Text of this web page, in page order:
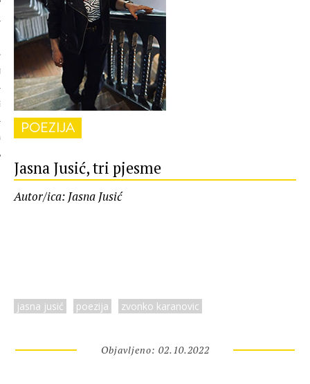
POEZIJA
Jasna Jusić, tri pjesme
Autor/ica: Jasna Jusić
jasna jusić poezija zvonko karanovic
Objavljeno: 02.10.2022